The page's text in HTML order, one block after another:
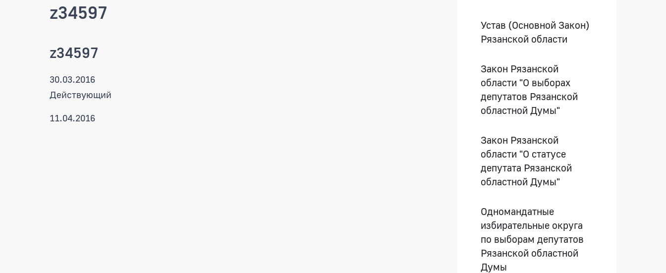
z34597
z34597
30.03.2016
Действующий
11.04.2016
Устав (Основной Закон)
Рязанской области
Закон Рязанской
области "О выборах
депутатов Рязанской
областной Думы"
Закон Рязанской
области "О статусе
депутата Рязанской
областной Думы"
Одномандатные
избирательные округа
по выборам депутатов
Рязанской областной
Думы